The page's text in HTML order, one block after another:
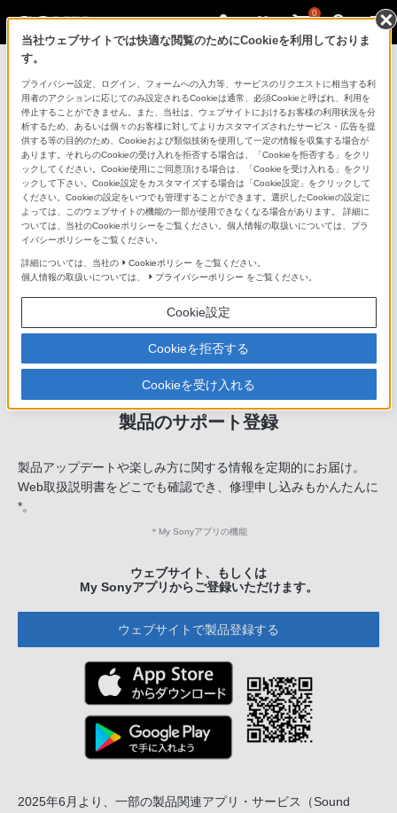
0
「できたらいいな」も
「安心」も
製品のサポート登録
製品アップデートや楽しみ方に関する情報を定期的にお届け。
Web取扱説明書をどこでも確認でき、修理申し込みもかんたんに
*。
＊ My Sonyアプリの機能
ウェブサイト、もしくは
My Sonyアプリからご登録いただけます。
ウェブサイトで製品登録する
2025年6月より、一部の製品関連アプリ・サービス
（Sound
当社ウェブサイトでは快適な閲覧のためにCookieを利用しておりま
す。
プライバシー設定、ログイン、フォームへの入力等、サービスのリクエストに相当する利
用者のアクションに応じてのみ設定されるCookieは通常、必須Cookieと呼ばれ、利用を
停止することができません。また、当社は、ウェブサイトにおけるお客様の利用状況を分
析するため、あるいは個々のお客様に対してよりカスタマイズされたサービス・広告を提
供する等の目的のため、Cookieおよび類似技術を使用して一定の情報を収集する場合が
あります。それらのCookieの受け入れを拒否する場合は、「Cookieを拒否する」をクリ
ックしてください。Cookie使用にご同意頂ける場合は、「Cookieを受け入れる」をクリ
ックして下さい。Cookie設定をカスタマイズする場合は「Cookie設定」をクリックして
ください。Cookieの設定をいつでも管理することができます。選択したCookieの設定に
よっては、このウェブサイトの機能の一部が使用できなくなる場合があります。 詳細に
ついては、当社のCookieポリシーをご覧ください。個人情報の取扱いについては、プラ
イバシーポリシーをご覧ください。
詳細については、当社の Cookieポリシー をご覧ください。
個人情報の取扱いについては、
プライバシーポリシー をご覧ください。
Cookie設定
Cookieを拒否する
Cookieを受け入れる